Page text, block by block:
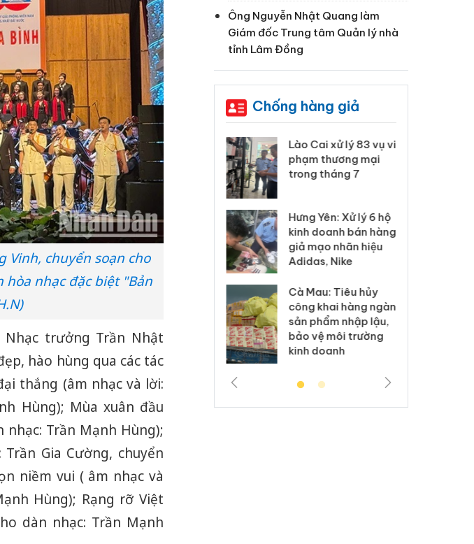
Vinh, chuyển soạn cho
nhạc đặc biệt "Bản
trưởng Trần Nhật
hào hùng qua các tác
thắng (âm nhạc và lời:
Hùng); Mùa xuân đầu
nhạc: Trần Mạnh Hùng);
Gia Cường, chuyển
niềm vui ( âm nhạc và
Hùng); Rạng rỡ Việt
dàn nhạc: Trần Mạnh
Ông Nguyễn Nhật Quang làm
Giám đốc Trung tâm Quản lý nhà
tỉnh Lâm Đồng
Chống hàng giả
Công an Thanh Hóa
tìm bị hại trong vụ
án sản xuất, buôn
bán yến sào giả
Thanh Hóa: Tìm bị
hại trong vụ án buôn
Moyuum giả
Quốc ra đầu thú
Lào Cai xử lý 83 vụ vi
phạm thương mại
trong tháng 7
Hưng Yên: Xử lý 6 hộ
kinh doanh bán hàng
giả mạo nhãn hiệu
Adidas, Nike
Cà Mau: Tiêu hủy
công khai hàng ngàn
sản phẩm nhập lậu,
bảo vệ môi trường
kinh doanh